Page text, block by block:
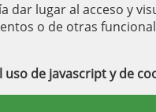
lugar al acceso y
o de otras
de javascript y de